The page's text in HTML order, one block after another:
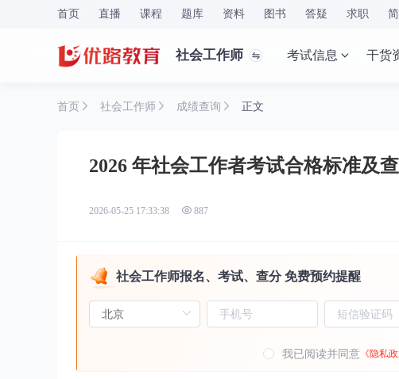
首页 直播 课程 题库 资料 图书 答疑 求职
社会工作师 考试信息 干货
首页 社会工作师 成绩查询 正文
2026 年社会工作者考试合格标准及
2026-05-25 17:33:38 887
社会工作师报名、考试、查分 免费预约提醒
我已阅读并同意 《隐私政